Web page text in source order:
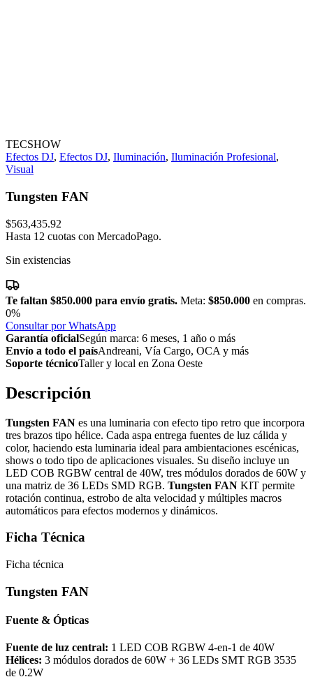
TECSHOW
Efectos DJ, Efectos DJ, Iluminación, Iluminación Profesional,
Visual
Tungsten FAN
$563,435.92
Hasta 12 cuotas con MercadoPago.
Sin existencias
Te faltan $850.000 para envío gratis. Meta: $850.000 en compras.
0%
Consultar por WhatsApp
Garantía oficialSegún marca: 6 meses, 1 año o más
Envío a todo el paísAndreani, Vía Cargo, OCA y más
Soporte técnicoTaller y local en Zona Oeste
Descripción
Tungsten FAN es una luminaria con efecto tipo retro que incorpora
tres brazos tipo hélice. Cada aspa entrega fuentes de luz cálida y
color, haciendo esta luminaria ideal para ambientaciones escénicas,
shows o todo tipo de aplicaciones visuales. Su diseño incluye un
LED COB RGBW central de 40W, tres módulos dorados de 60W y
una matriz de 36 LEDs SMD RGB. Tungsten FAN KIT permite
rotación continua, estrobo de alta velocidad y múltiples macros
automáticos para efectos modernos y dinámicos.
Ficha Técnica
Ficha técnica
Tungsten FAN
Fuente & Ópticas
Fuente de luz central: 1 LED COB RGBW 4-en-1 de 40W
Hélices: 3 módulos dorados de 60W + 36 LEDs SMT RGB 3535
de 0.2W